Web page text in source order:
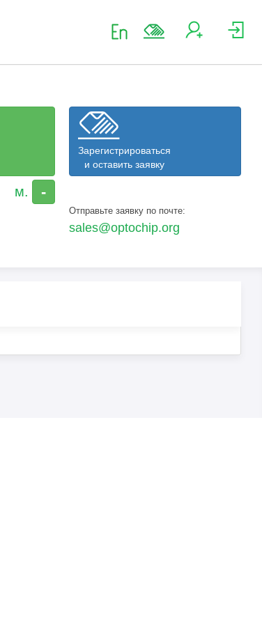
-
Зарегистрироваться
и оставить заявку
Отправьте заявку по почте:
sales@optochip.org